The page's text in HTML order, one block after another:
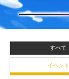
すべて
イベント